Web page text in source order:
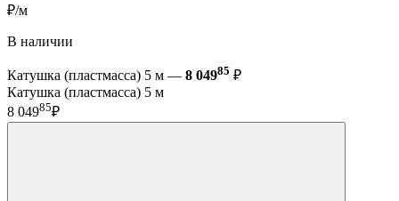
₽/м
В наличии
Катушка (пластмасса) 5 м — 8 04985 ₽
Катушка (пластмасса) 5 м
8 04985₽